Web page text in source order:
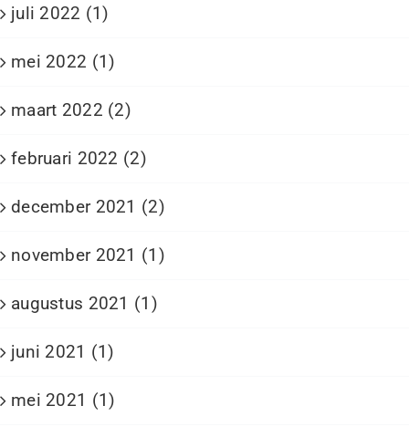
juli 2022 (1)
mei 2022 (1)
maart 2022 (2)
februari 2022 (2)
december 2021 (2)
november 2021 (1)
augustus 2021 (1)
juni 2021 (1)
mei 2021 (1)